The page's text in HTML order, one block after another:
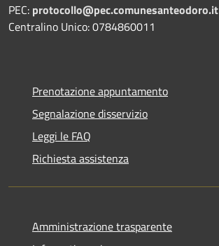
PEC: protocollo@pec.comunesanteodoro.it
Centralino Unico: 0784860011
Prenotazione appuntamento
Segnalazione disservizio
Leggi le FAQ
Richiesta assistenza
Amministrazione trasparente